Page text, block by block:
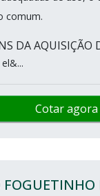
comum.
DA AQUISIÇÃO
Cotar agora
FOGUETINHO